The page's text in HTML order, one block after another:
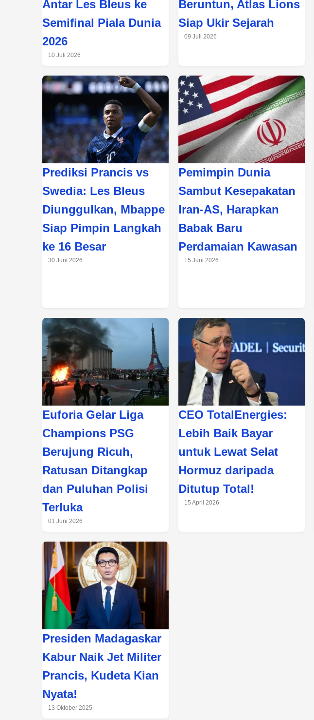
Antar Les Bleus ke
Semifinal Piala Dunia
2026
10 Juli 2026
Beruntun, Atlas Lions
Siap Ukir Sejarah
09 Juli 2026
Prediksi Prancis vs
Swedia: Les Bleus
Diunggulkan, Mbappe
Siap Pimpin Langkah
ke 16 Besar
30 Juni 2026
Pemimpin Dunia
Sambut Kesepakatan
Iran-AS, Harapkan
Babak Baru
Perdamaian Kawasan
15 Juni 2026
Euforia Gelar Liga
Champions PSG
Berujung Ricuh,
Ratusan Ditangkap
dan Puluhan Polisi
Terluka
01 Juni 2026
CEO TotalEnergies:
Lebih Baik Bayar
untuk Lewat Selat
Hormuz daripada
Ditutup Total!
15 April 2026
Presiden Madagaskar
Kabur Naik Jet Militer
Prancis, Kudeta Kian
Nyata!
13 Oktober 2025